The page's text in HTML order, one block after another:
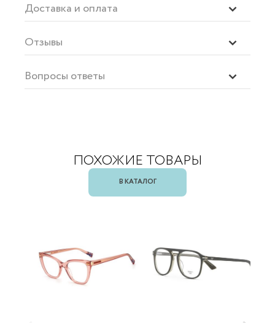
Доставка и оплата
Отзывы
Вопросы ответы
ПОХОЖИЕ ТОВАРЫ
В КАТАЛОГ